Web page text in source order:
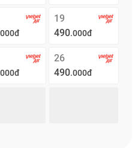
19
490.000đ
26
490.000đ